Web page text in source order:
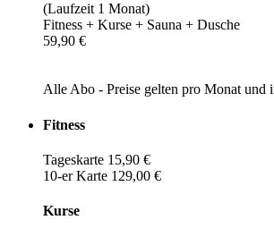
(Laufzeit 1 Monat)
Fitness + Kurse + Sauna + Dusche
59,90 €
Alle Abo - Preise gelten pro Monat und
Fitness
Tageskarte 15,90 €
10-er Karte 129,00 €
Kurse